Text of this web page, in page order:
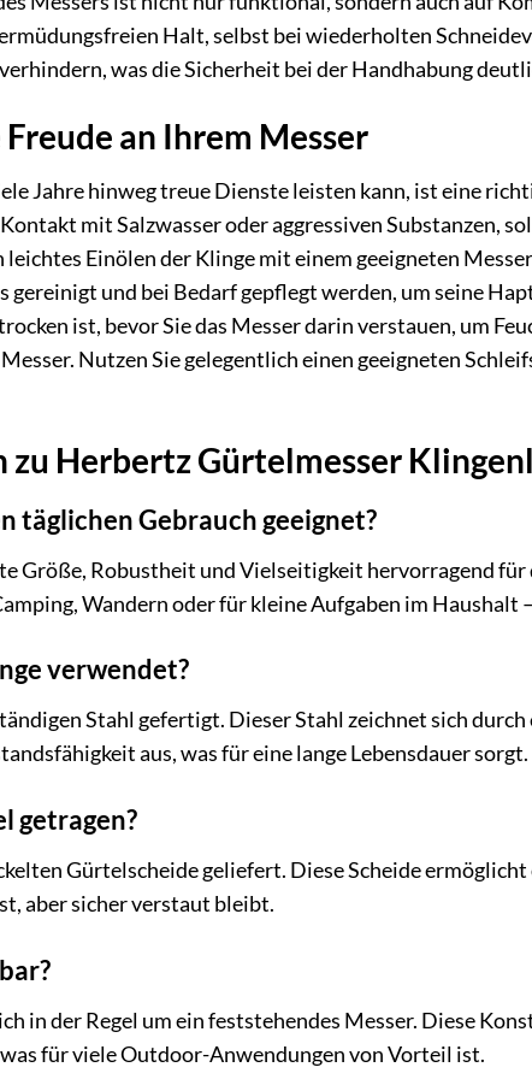
Halt, selbst bei wiederholten
was die Sicherheit bei der Handhabung
an Ihrem Messer
Jahre hinweg treue Dienste leisten kann, ist eine
mit Salzwasser oder aggressiven Substanzen,
Einölen der Klinge mit einem geeigneten
und bei Bedarf gepflegt werden, um seine
ist, bevor Sie das Messer darin verstauen, um
Nutzen Sie gelegentlich einen geeigneten
zu Herbertz Gürtelmesser
täglichen Gebrauch geeignet?
Größe, Robustheit und Vielseitigkeit hervorragend für
Wandern oder für kleine Aufgaben im Haushalt
verwendet?
Stahl gefertigt. Dieser Stahl zeichnet sich
aus, was für eine lange Lebensdauer sorgt.
getragen?
Gürtelscheide geliefert. Diese Scheide
aber sicher verstaut bleibt.
in der Regel um ein feststehendes Messer. Diese
für viele Outdoor-Anwendungen von Vorteil ist.